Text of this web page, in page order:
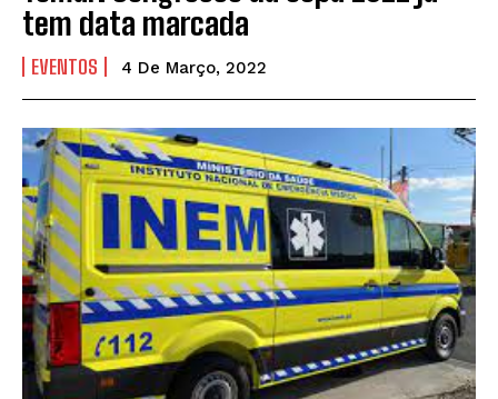
tem data marcada
EVENTOS 4 De Março, 2022